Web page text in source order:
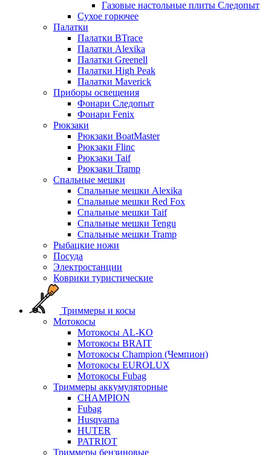
Газовые настольные плиты Следопыт
Сухое горючее
Палатки
Палатки BTrace
Палатки Alexika
Палатки Greenell
Палатки High Peak
Палатки Maverick
Приборы освещения
Фонари Следопыт
Фонари Fenix
Рюкзаки
Рюкзаки BoatMaster
Рюкзаки Flinc
Рюкзаки Taif
Рюкзаки Tramp
Спальные мешки
Спальные мешки Alexika
Спальные мешки Red Fox
Спальные мешки Taif
Спальные мешки Tengu
Спальные мешки Tramp
Рыбацкие ножи
Посуда
Электростанции
Коврики туристические
Триммеры и косы
Мотокосы
Мотокосы AL-KO
Мотокосы BRAIT
Мотокосы Champion (Чемпион)
Мотокосы EUROLUX
Мотокосы Fubag
Триммеры аккумуляторные
CHAMPION
Fubag
Husqvarna
HUTER
PATRIOT
Триммеры бензиновые